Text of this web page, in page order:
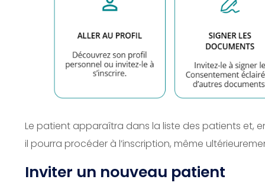
Le patient apparaîtra dans la liste des patients et,
il pourra procéder à l’inscription, même
Inviter un nouveau patient